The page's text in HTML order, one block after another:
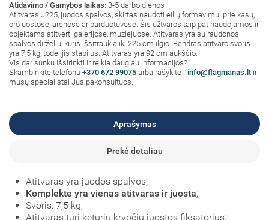
Atidavimo / Gamybos laikas: 3-5 darbo dienos
Atitvaras J225, juodos spalvos, skirtas naudoti eilių formavimui prie kasų,
oro uostose, arenose ar parduotuvėse. Šis užtvaros taip pat naudojamos ir
objektams atitverti galerijose, muziejuose. Atitvaras yra su raudonos
spalvos dirželiu, kuris išsitraukia iki 225 cm ilgio. Bendras atitvaro svoris
yra 7,5 kg, todėl jis stabilus. Atitvaras yra 92 cm aukščio.
Vis dar sunku išsirinkti ir reikia daugiau informacijos?
Skambinkite telefonu +370 672 99075 arba rašykite - info@flagmanas.lt ir
mūsų specialistai Jus pakonsultuos.
Aprašymas
Prekė detaliau
Atitvaras yra juodos spalvos;
Komplekte yra vienas atitvaras ir juosta;
Svoris: 7,5 kg;
Atitvaras turi keturių krypčių juostos fiksatorius;